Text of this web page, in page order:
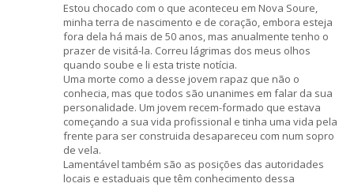
Estou chocado com o que aconteceu em Nova Soure,
minha terra de nascimento e de coração, embora esteja
fora dela há mais de 50 anos, mas anualmente tenho o
prazer de visitá-la. Correu lágrimas dos meus olhos
quando soube e li esta triste notícia.
Uma morte como a desse jovem rapaz que não o
conhecia, mas que todos são unanimes em falar da sua
personalidade. Um jovem recem-formado que estava
começando a sua vida profissional e tinha uma vida pela
frente para ser construida desapareceu com num sopro
de vela.
Lamentável também são as posições das autoridades
locais e estaduais que têm conhecimento dessa